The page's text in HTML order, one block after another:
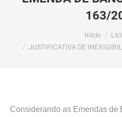
163/
Início
JUSTIFICATIVA DE
Considerando as Emendas de